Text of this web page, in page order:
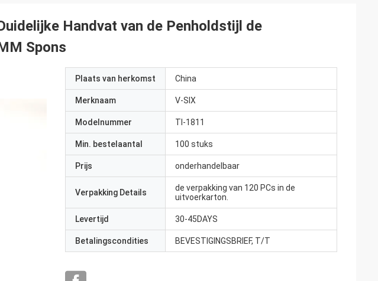
Handvat van de Penholdstijl de
Spons
Plaats van herkomst China
Merknaam V-SIX
Modelnummer Tl-1811
Min. bestelaantal 100 stuks
Prijs onderhandelbaar
Verpakking Details
de verpakking van 120 PCs in de
uitvoerkarton.
Levertijd 30-45DAYS
Betalingscondities BEVESTIGINGSBRIEF, T/T